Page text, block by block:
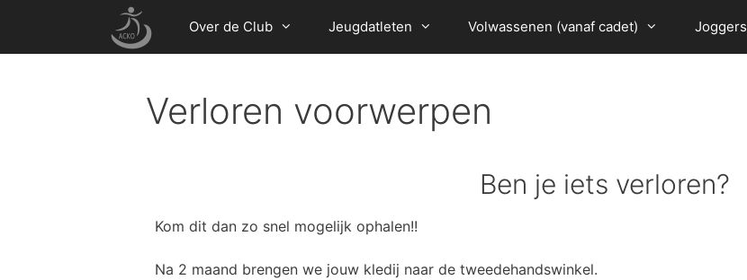
Over de Club Jeugdatleten Volwassenen (vanaf cadet) Joggers
Verloren voorwerpen
Ben je iets verloren?
Kom dit dan zo snel mogelijk ophalen!!
Na 2 maand brengen we jouw kledij naar de tweedehandswinkel.